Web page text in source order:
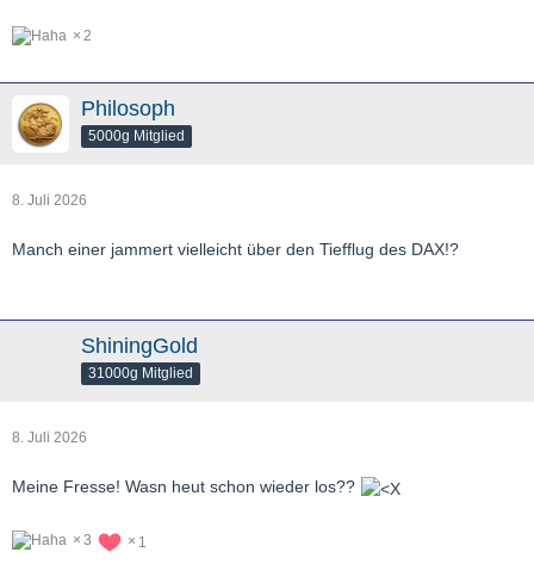
2
Philosoph
5000g Mitglied
8. Juli 2026
Manch einer jammert vielleicht über den Tiefflug des DAX!?
ShiningGold
31000g Mitglied
8. Juli 2026
Meine Fresse! Wasn heut schon wieder los??
3 1